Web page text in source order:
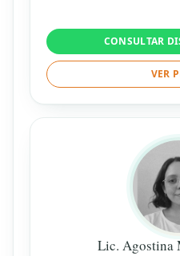
CONSULTAR
VER
Lic. Agostina